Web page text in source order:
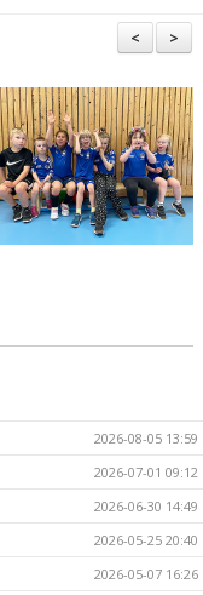
>
<
2026-08-05 13:59
2026-07-01 09:12
2026-06-30 14:49
2026-05-25 20:40
2026-05-07 16:26